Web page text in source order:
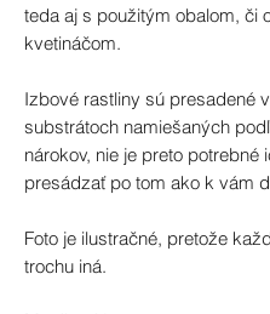
teda aj s použitým obalom, či
kvetináčom.
Izbové rastliny sú presadené
substrátoch namiešaných
nárokov, nie je preto potrebné
presádzať po tom ako k vám
Foto je ilustračné, pretože
trochu iná.